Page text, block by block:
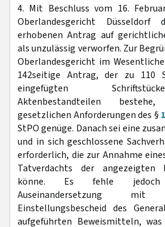
4. Mit Beschluss vom 16.
Oberlandesgericht Düsseldorf
erhobenen Antrag auf
als unzulässig verworfen. Zur
Oberlandesgericht im
142seitige Antrag, der zu 110
eingefügten
Aktenbestandteilen
gesetzlichen Anforderungen des §
StPO genüge. Danach sei eine
und in sich geschlossene
erforderlich, die zur Annahme
Tatverdachts der angezeigten
könne. Es fehle
Auseinandersetzung
Einstellungsbescheid des
aufgeführten Beweismitteln,